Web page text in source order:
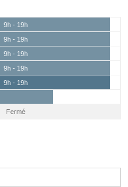
9h - 19h
9h - 19h
9h - 19h
9h - 19h
9h - 19h
Fermé